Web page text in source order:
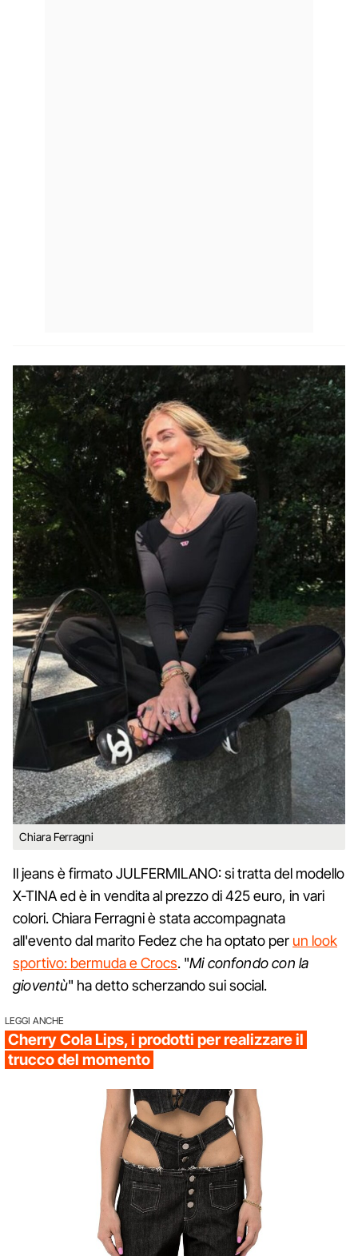
Chiara Ferragni
Il jeans è firmato JULFERMILANO: si tratta del modello
X-TINA ed è in vendita al prezzo di 425 euro, in vari
colori. Chiara Ferragni è stata accompagnata
all'evento dal marito Fedez che ha optato per un look
sportivo: bermuda e Crocs. "Mi confondo con la
gioventù" ha detto scherzando sui social.
LEGGI ANCHE
Cherry Cola Lips, i prodotti per realizzare il
trucco del momento